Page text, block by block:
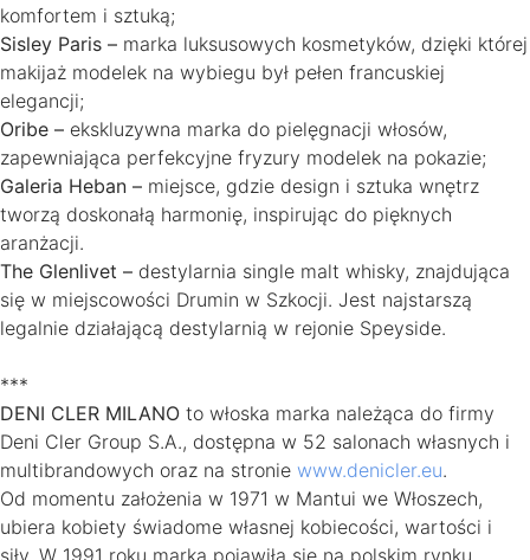
komfortem i sztuką;
Sisley Paris – marka luksusowych kosmetyków, dzięki której
makijaż modelek na wybiegu był pełen francuskiej
elegancji;
Oribe – ekskluzywna marka do pielęgnacji włosów,
zapewniająca perfekcyjne fryzury modelek na pokazie;
Galeria Heban – miejsce, gdzie design i sztuka wnętrz
tworzą doskonałą harmonię, inspirując do pięknych
aranżacji.
The Glenlivet – destylarnia single malt whisky, znajdująca
się w miejscowości Drumin w Szkocji. Jest najstarszą
legalnie działającą destylarnią w rejonie Speyside.
***
DENI CLER MILANO to włoska marka należąca do firmy
Deni Cler Group S.A., dostępna w 52 salonach własnych i
multibrandowych oraz na stronie www.denicler.eu.
Od momentu założenia w 1971 w Mantui we Włoszech,
ubiera kobiety świadome własnej kobiecości, wartości i
siły. W 1991 roku marka pojawiła się na polskim rynku,